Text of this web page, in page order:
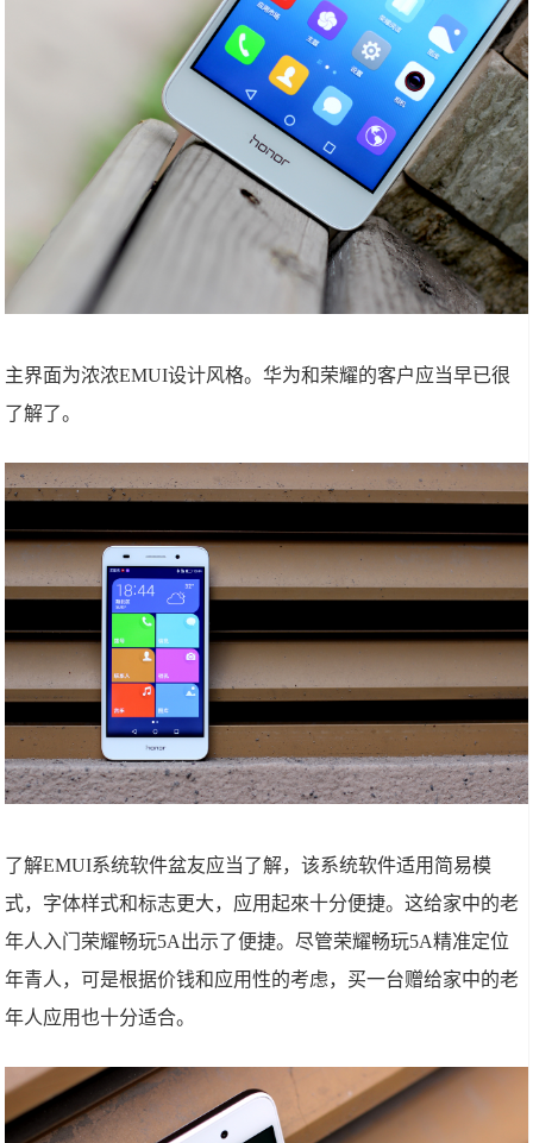
主界面为浓浓EMUI设计风格。华为和荣耀的客户应当早已很
了解了。
了解EMUI系统软件盆友应当了解，该系统软件适用简易模
式，字体样式和标志更大，应用起來十分便捷。这给家中的老
年人入门荣耀畅玩5A出示了便捷。尽管荣耀畅玩5A精准定位
年青人，可是根据价钱和应用性的考虑，买一台赠给家中的老
年人应用也十分适合。